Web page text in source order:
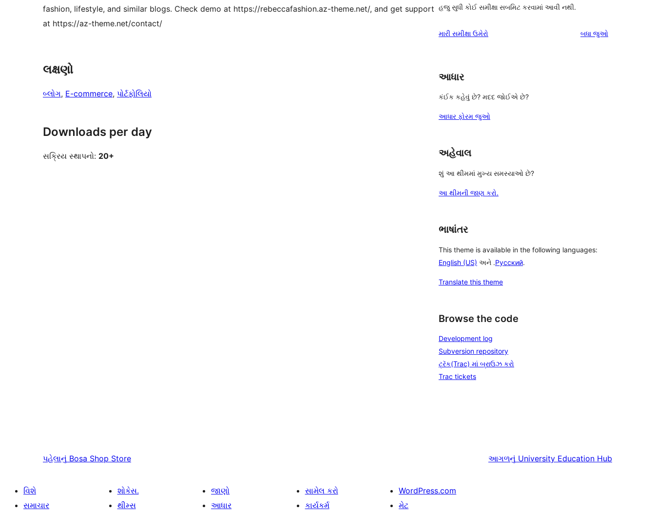
fashion, lifestyle, and similar blogs. Check demo at https://rebeccafashion.az-theme.net/, and get support
at https://az-theme.net/contact/
લક્ષણો
બ્લોગ, E-commerce, પોર્ટફોલિયો
Downloads per day
સક્રિય સ્થાપનો: 20+
હજુ સુધી કોઈ સમીક્ષા સબમિટ કરવામાં આવી નથી.
મારી સમીક્ષા ઉમેરો બધા સમીક્ષાઓ
જુઓ
આધાર
કંઈક કહેવું છે? મદદ જોઈએ છે?
આધાર ફોરમ જુઓ
અહેવાલ
શું આ થીમમાં મુખ્ય સમસ્યાઓ છે?
આ થીમની જાણ કરો.
ભાષાંતર
This theme is available in the following languages:
English (US) અને .Русский.
Translate this theme
Browse the code
Development log
Subversion repository
ટ્રૅક(Trac) માં બ્રાઉઝ કરો
Trac tickets
પહેલાનું Bosa Shop Store આગળનું University Education Hub
વિશે
સમાચાર
શોકેસ.
થીમ્સ
જાણો
આધાર
સામેલ કરો
કાર્યકર્મ
WordPress.com
મેટ